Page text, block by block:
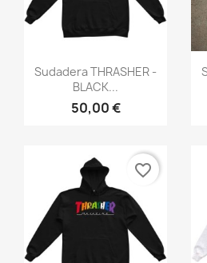
Vista rápida
Sudadera THRASHER -
BLACK...
50,00 €
favorite_border
Crear lista de deseos
Nombre de la lista de deseos